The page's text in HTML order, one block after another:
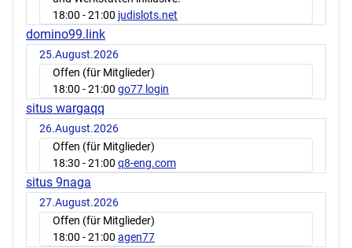
18:00 - 21:00 judislots.net
domino99.link
25.August.2026
Offen (für Mitglieder)
18:00 - 21:00 go77 login
situs wargaqq
26.August.2026
Offen (für Mitglieder)
18:30 - 21:00 q8-eng.com
situs 9naga
27.August.2026
Offen (für Mitglieder)
18:00 - 21:00 agen77